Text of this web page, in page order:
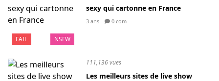
FAIL NSFW
sexy qui cartonne en France
3 ans 0 com
111,136 vues
Les meilleurs sites de live show